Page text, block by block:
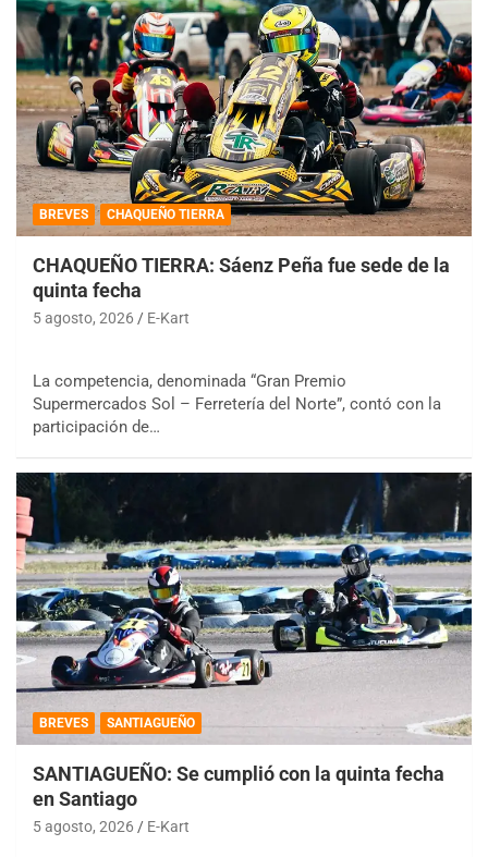
BREVES CHAQUEÑO TIERRA
CHAQUEÑO TIERRA: Sáenz Peña fue sede de la
quinta fecha
5 agosto, 2026 E-Kart
La competencia, denominada “Gran Premio
Supermercados Sol – Ferretería del Norte”, contó con la
participación de…
BREVES SANTIAGUEÑO
SANTIAGUEÑO: Se cumplió con la quinta fecha
en Santiago
5 agosto, 2026 E-Kart